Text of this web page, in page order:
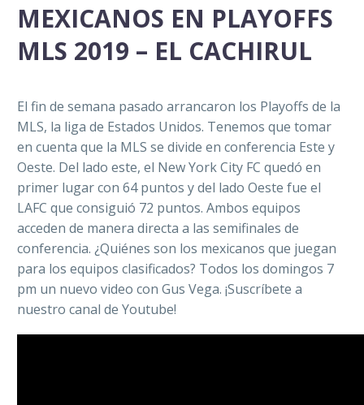
MEXICANOS EN PLAYOFFS
MLS 2019 – EL CACHIRUL
El fin de semana pasado arrancaron los Playoffs de la
MLS, la liga de Estados Unidos. Tenemos que tomar
en cuenta que la MLS se divide en conferencia Este y
Oeste. Del lado este, el New York City FC quedó en
primer lugar con 64 puntos y del lado Oeste fue el
LAFC que consiguió 72 puntos. Ambos equipos
acceden de manera directa a las semifinales de
conferencia. ¿Quiénes son los mexicanos que juegan
para los equipos clasificados? Todos los domingos 7
pm un nuevo video con Gus Vega. ¡Suscríbete a
nuestro canal de Youtube!